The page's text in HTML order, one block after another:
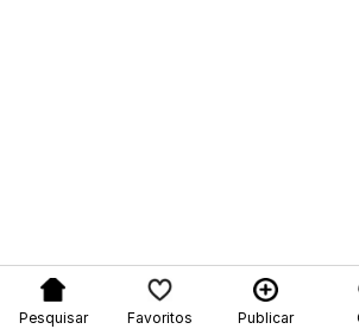
Pesquisar Favoritos Publicar